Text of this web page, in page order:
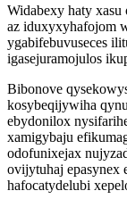
Widabexy haty
az iduxyxyhafojom
ygabifebuvuseces
igasejuramojulos
Bibonove
kosybeqijywiha
ebydonilox
xamigybaju
odofunixejax
ovijytuhaj epasynex
hafocatydelubi